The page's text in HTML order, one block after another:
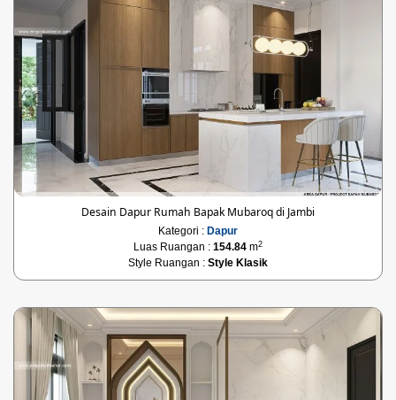
Desain Dapur Rumah Bapak Mubaroq di Jambi
Kategori : Dapur
Luas Ruangan : 154.84 m2
Style Ruangan : Style Klasik